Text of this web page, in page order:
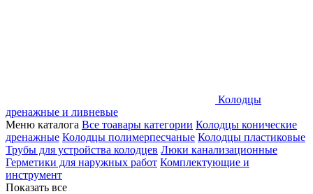
Колодцы
дренажные и ливневые
Меню каталога Все тоавары категории Колодцы конические
дренажные Колодцы полимерпесчаные Колодцы пластиковые
Трубы для устройства колодцев Люки канализационные
Герметики для наружных работ Комплектующие и
инструмент
Показать все